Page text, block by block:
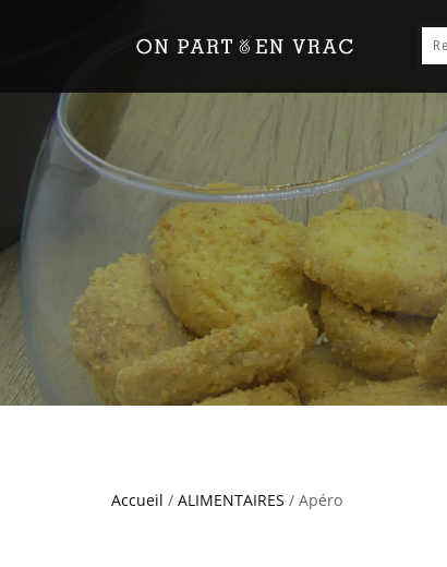
Accueil / ALIMENTAIRES / Apéro